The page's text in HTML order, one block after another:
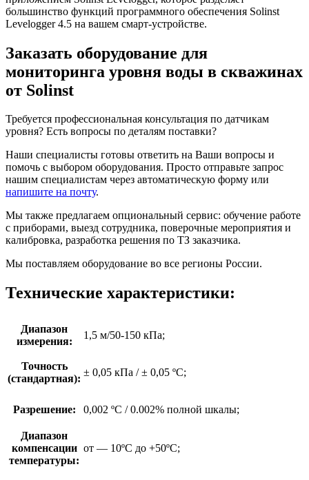
большинство функций программного обеспечения Solinst
Levelogger 4.5 на вашем смарт-устройстве.
Заказать оборудование для
мониторинга уровня воды в скважинах
от Solinst
Требуется профессиональная консультация по датчикам
уровня? Есть вопросы по деталям поставки?
Наши специалисты готовы ответить на Ваши вопросы и
помочь с выбором оборудования. Просто отправьте запрос
нашим специалистам через автоматическую форму или
напишите на почту.
Мы также предлагаем опциональный сервис: обучение работе
с приборами, выезд сотрудника, поверочные мероприятия и
калибровка, разработка решения по ТЗ заказчика.
Мы поставляем оборудование во все регионы России.
Технические характеристики:
Диапазон
измерения:
1,5 м/50-150 кПа;
Точность
(стандартная):
± 0,05 кПа / ± 0,05 ºC;
Разрешение: 0,002 ºC / 0.002% полной шкалы;
Диапазон
компенсации
температуры:
от — 10ºC до +50ºC;